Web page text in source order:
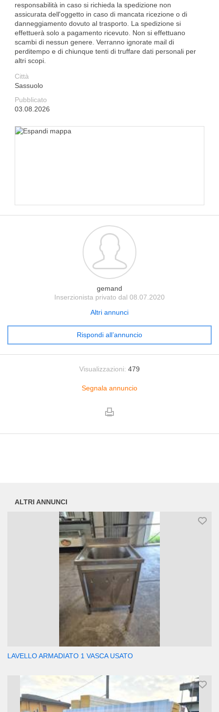
responsabilità in caso si richieda la spedizione non
assicurata dell'oggetto in caso di mancata ricezione o di
danneggiamento dovuto al trasporto. La spedizione si
effettuerà solo a pagamento ricevuto. Non si effettuano
scambi di nessun genere. Verranno ignorate mail di
perditempo e di chiunque tenti di truffare dati personali per
altri scopi.
Città
Sassuolo
Pubblicato
03.08.2026
gemand
Inserzionista privato dal 08.07.2020
Altri annunci
Rispondi all’annuncio
Visualizzazioni: 479
Segnala annuncio
ALTRI ANNUNCI
LAVELLO ARMADIATO 1 VASCA USATO